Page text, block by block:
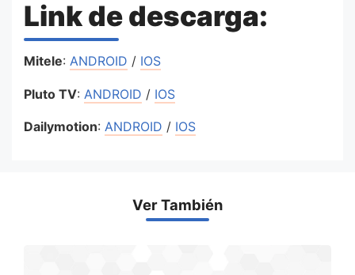
Link de descarga:
Mitele: ANDROID / IOS
Pluto TV: ANDROID / IOS
Dailymotion: ANDROID / IOS
Ver También